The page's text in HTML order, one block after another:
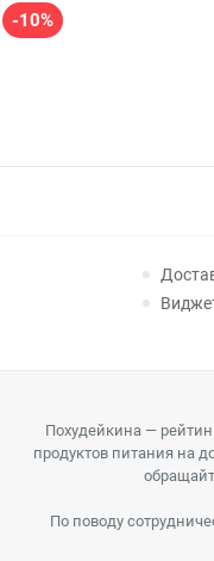
-10%
Похудейкина —
продуктов питания на
По поводу